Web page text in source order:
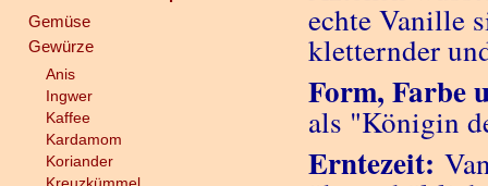
Gemüse
Gewürze
Anis
Ingwer
Kaffee
Kardamom
Koriander
echte Vanille
kletternder
Form, Farbe
als "Königin
Erntezeit: